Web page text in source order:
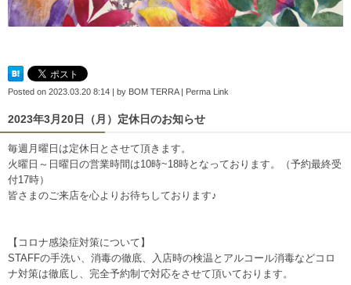
Posted on 2023.03.20 8:14 by BOM TERRA| Perma Link
2023年3月20日（月）定休日のお知らせ
毎週月曜日は定休日とさせて頂きます。
火曜日～日曜日の営業時間は10時~18時となっております。（予約最終受
付17時）
皆さまのご来店を心よりお待ちしております♪
【コロナ感染症対策について】
STAFFの手洗い、消毒の徹底、入店時の検温とアルコール消毒などコロ
ナ対策は徹底し、完全予約制で対応をさせて頂いております。